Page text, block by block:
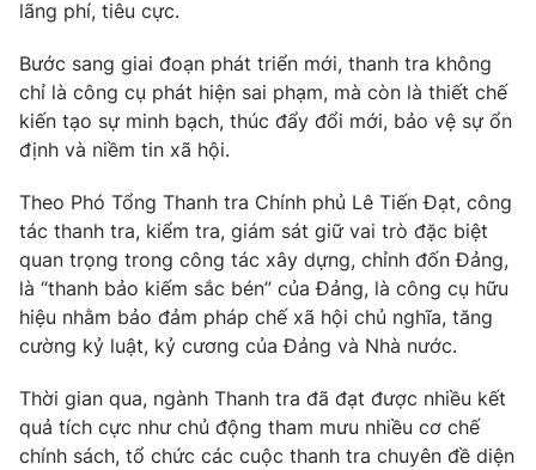
Thị trường 24h
VTV4 Vươn mình bằng AI
VTV9
Liên hệ tòa soạn English
THỜI BÁO VTV
Theo dõi báo trên
lãng phí, tiêu cực.
Bước sang giai đoạn phát triển mới, thanh tra không
chỉ là công cụ phát hiện sai phạm, mà còn là thiết chế
kiến tạo sự minh bạch, thúc đẩy đổi mới, bảo vệ sự ổn
định và niềm tin xã hội.
Theo Phó Tổng Thanh tra Chính phủ Lê Tiến Đạt, công
tác thanh tra, kiểm tra, giám sát giữ vai trò đặc biệt
quan trọng trong công tác xây dựng, chỉnh đốn Đảng,
là “thanh bảo kiếm sắc bén” của Đảng, là công cụ hữu
hiệu nhằm bảo đảm pháp chế xã hội chủ nghĩa, tăng
cường kỷ luật, kỷ cương của Đảng và Nhà nước.
Thời gian qua, ngành Thanh tra đã đạt được nhiều kết
quả tích cực như chủ động tham mưu nhiều cơ chế
chính sách, tổ chức các cuộc thanh tra chuyên đề diện